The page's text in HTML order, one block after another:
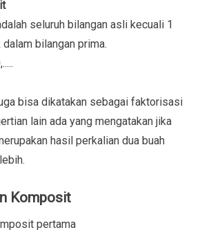
seluruh bilangan asli kecuali 1
bilangan prima.
bisa dikatakan sebagai faktorisasi
lain ada yang mengatakan jika
hasil perkalian dua buah
Komposit
pertama